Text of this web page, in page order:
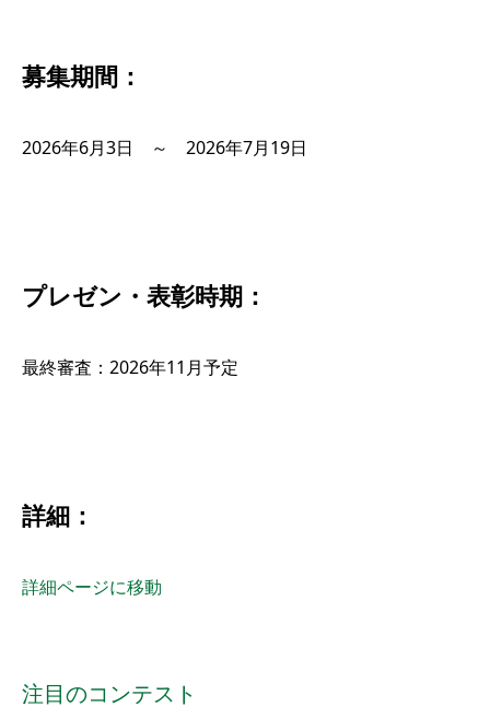
募集期間：
2026年6月3日 ～ 2026年7月19日
プレゼン・表彰時期：
最終審査：2026年11月予定
詳細：
詳細ページに移動
注目のコンテスト